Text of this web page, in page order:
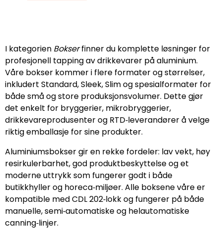
I kategorien Bokserfinner du komplette løsninger for
profesjonell tapping av drikkevarer på aluminium.
Våre bokser kommer i flere formater og størrelser,
inkludert Standard, Sleek, Slim og spesialformater for
både små og store produksjonsvolumer. Dette gjør
det enkelt for bryggerier, mikrobryggerier,
drikkevareprodusenter og RTD‑leverandører å velge
riktig emballasje for sine produkter.
Aluminiumsbokser gir en rekke fordeler: lav vekt, høy
resirkulerbarhet, god produktbeskyttelse og et
moderne uttrykk som fungerer godt i både
butikkhyller og horeca‑miljøer. Alle boksene våre er
kompatible med CDL 202‑lokk og fungerer på både
manuelle, semi‑automatiske og helautomatiske
canning‑linjer.